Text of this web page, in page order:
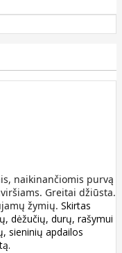
naikinančiomis purvą
Greitai džiūsta.
žymių. Skirtas
dėžučių, durų, rašymui
sieninių apdailos